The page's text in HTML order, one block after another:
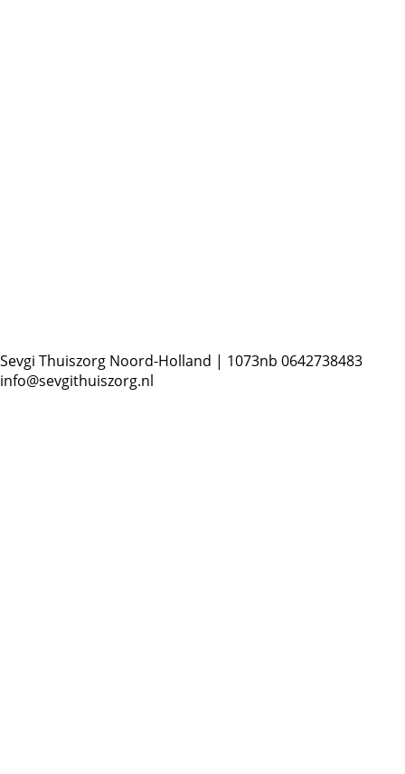
Sevgi Thuiszorg Noord-Holland | 1073nb 0642738483
info@sevgithuiszorg.nl